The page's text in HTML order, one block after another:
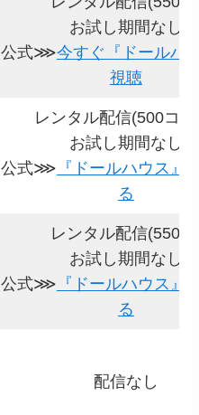
お試し期間なし
公式⋙今すぐ『ドールハ
視聴
レンタル配信(500コ
お試し期間なし
公式⋙ 『ドールハウス』
る
レンタル配信(550
お試し期間なし
公式⋙ 『ドールハウス』
る
配信なし